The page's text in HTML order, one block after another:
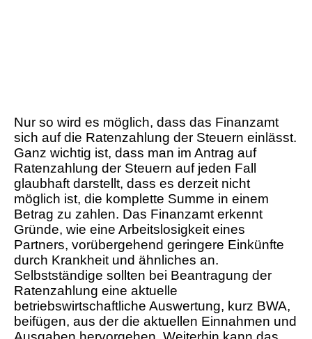
Nur so wird es möglich, dass das Finanzamt
sich auf die Ratenzahlung der Steuern einlässt.
Ganz wichtig ist, dass man im Antrag auf
Ratenzahlung der Steuern auf jeden Fall
glaubhaft darstellt, dass es derzeit nicht
möglich ist, die komplette Summe in einem
Betrag zu zahlen. Das Finanzamt erkennt
Gründe, wie eine Arbeitslosigkeit eines
Partners, vorübergehend geringere Einkünfte
durch Krankheit und ähnliches an.
Selbstständige sollten bei Beantragung der
Ratenzahlung eine aktuelle
betriebswirtschaftliche Auswertung, kurz BWA,
beifügen, aus der die aktuellen Einnahmen und